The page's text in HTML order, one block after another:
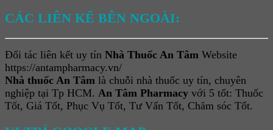
CÁC LIÊN KẾ BÊN NGOÀI:
Đối tác liên kết uy tín Nhà Thuốc An Tâm Website
https://antampharmacy.vn/
Nhà thuốc An Tâm là chuỗi nhà thuốc uy tín, chuyên
nghiệp tại Tp HCM. An Tâm Pharmacy với 5 tốt: Thuốc
Tốt, Giá Tốt, Phục Vụ Tốt, Tư Vấn Tốt, Chăm sóc Tốt.